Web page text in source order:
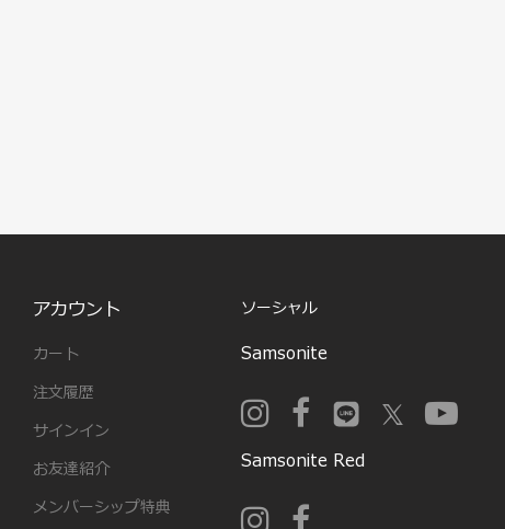
アカウント
カート
注文履歴
サインイン
お友達紹介
メンバーシップ特典
ソーシャル
Samsonite
Samsonite Red